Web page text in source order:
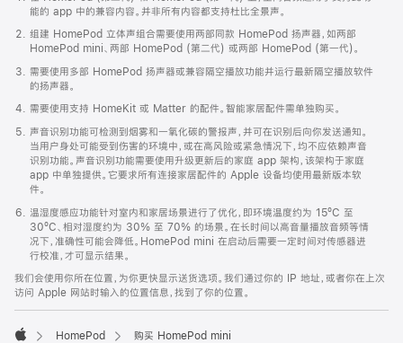
口
中
打
开)
能的 app 中的兼容内容。并非所有内容都支持杜比全景声。
组建 HomePod 立体声组合需要使用两部同款 HomePod 扬声器，如两部
HomePod mini、两部 HomePod (第二代) 或两部 HomePod (第一代)。
需要使用多部 HomePod 扬声器或兼容隔空播放功能并运行最新隔空播放软件
的扬声器。
需要使用支持 HomeKit 或 Matter 的配件。智能家居配件需单独购买。
声音识别功能可检测到烟雾和一氧化碳的警报声，并可在识别后向你发送通知。
当用户身处可能受到伤害的环境中，或在高风险或紧急情况下，均不应依赖声音
识别功能。声音识别功能需要使用升级更新后的家庭 app 架构，该架构于家庭
app 中单独提供。它要求所有连接家居配件的 Apple 设备均使用最新版本软
件。
温湿度感应功能针对室内和家居场景进行了优化，即环境温度约为 15ºC 至
30ºC、相对湿度约为 30% 至 70% 的场景。在长时间以高音量播放音频等情
况下，准确性可能会降低。HomePod mini 在启动后需要一定时间对传感器进
行校准，才可显示结果。
我们会使用你所在位置，为你更快显示送货选项。我们通过你的 IP 地址，或者你在上次
访问 Apple 网站时输入的位置信息，找到了你的位置。
HomePod 购买 HomePod mini